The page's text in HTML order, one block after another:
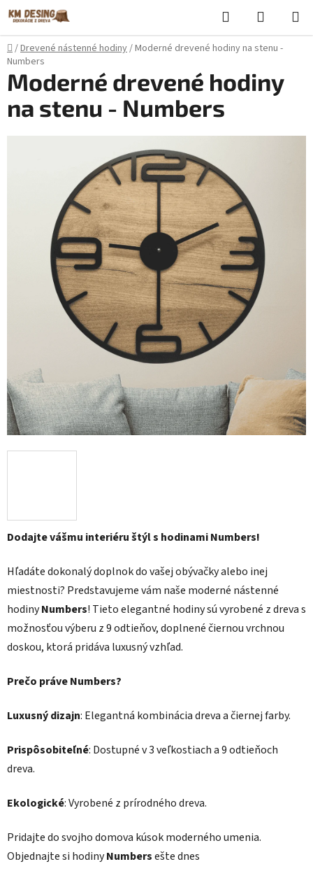
Prejsť
na
obsah
Hľadať
KOŠÍK
Domov
/Drevené nástenné hodiny/Moderné drevené hodiny na stenu -
Numbers
Dodajte vášmu interiéru štýl s hodinami Numbers!
Hľadáte dokonalý doplnok do vašej obývačky alebo inej
miestnosti? Predstavujeme vám naše moderné nástenné
hodinyNumbers! Tieto elegantné hodiny sú vyrobené z dreva s
možnosťou výberu z 9 odtieňov, doplnené čiernou vrchnou
doskou, ktorá pridáva luxusný vzhľad.
Prečo práve Numbers?
Luxusný dizajn: Elegantná kombinácia dreva a čiernej farby.
Prispôsobiteľné: Dostupné v 3 veľkostiach a 9 odtieňoch
dreva.
Ekologické: Vyrobené z prírodného dreva.
Pridajte do svojho domova kúsok moderného umenia.
Objednajte si hodinyNumbersešte dnes
Moderné drevené hodiny
na stenu - Numbers